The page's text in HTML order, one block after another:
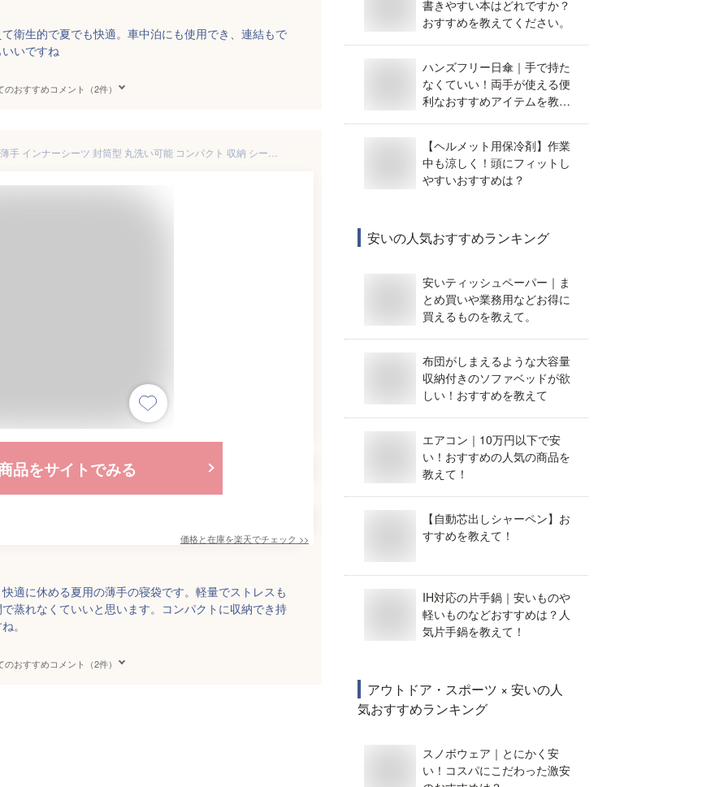
衛生的で夏でも快適。車中泊にも使用でき、連結もで
いですね
のおすすめコメント（2件）
品をサイトでみる
価格と在庫を楽天でチェック >>
適に休める夏用の薄手の寝袋です。軽量でストレスも
蒸れなくていいと思います。コンパクトに収納でき持
。
のおすすめコメント（2件）
書きやすい本はどれですか？
おすすめを教えてください。
ハンズフリー日傘｜手で持た
なくていい！両手が使える便
利なおすすめアイテムを教え
【ヘルメット用保冷剤】作業
中も涼しく！頭にフィットし
やすいおすすめは？
安いの人気おすすめランキング
安いティッシュペーパー｜ま
とめ買いや業務用などお得に
買えるものを教えて。
布団がしまえるような大容量
収納付きのソファベッドが欲
しい！おすすめを教えて
エアコン｜10万円以下で安
い！おすすめの人気の商品を
教えて！
【自動芯出しシャーペン】お
すすめを教えて！
IH対応の片手鍋｜安いものや
軽いものなどおすすめは？人
気片手鍋を教えて！
アウトドア・スポーツ × 安いの人
気おすすめランキング
スノボウェア｜とにかく安
い！コスパにこだわった激安